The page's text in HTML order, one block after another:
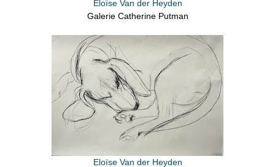
Eloïse Van der Heyden
Galerie Catherine Putman
Eloïse Van der Heyden